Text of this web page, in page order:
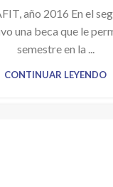
año 2016 En el
una beca que le
semestre en la ...
CONTINUAR LEYENDO